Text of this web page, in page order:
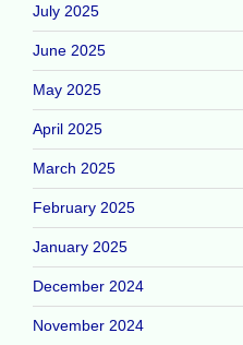
July 2025
June 2025
May 2025
April 2025
March 2025
February 2025
January 2025
December 2024
November 2024